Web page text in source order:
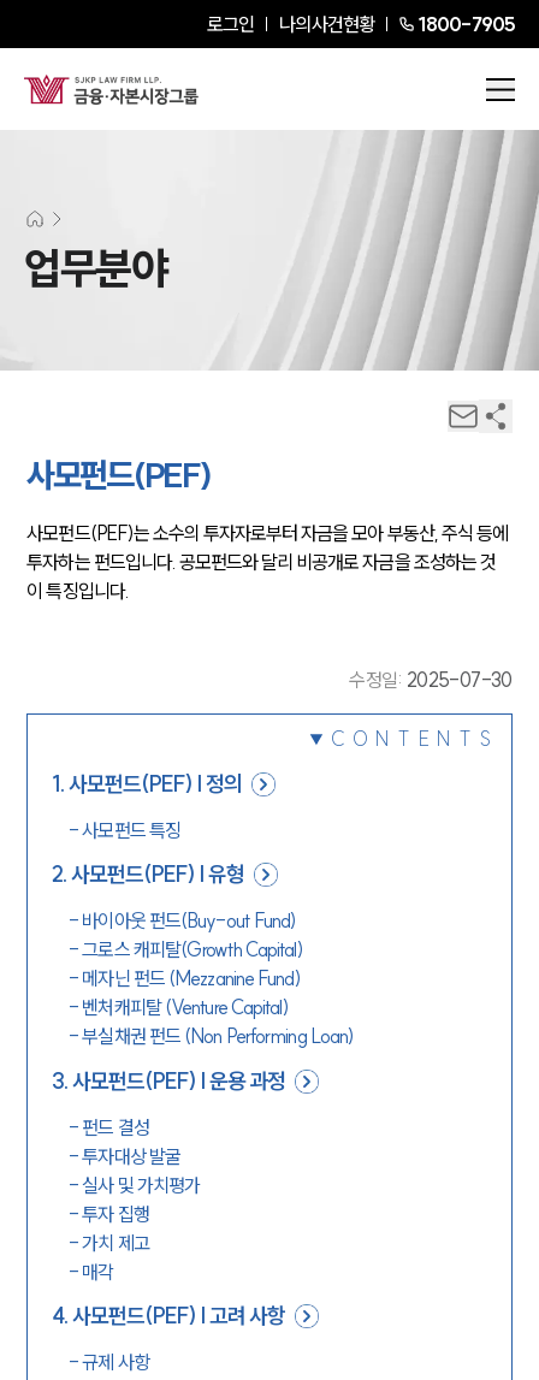
로그인 나의사건현황 1800-7905
업무분야
사모펀드(PEF)
사모펀드(PEF)는 소수의 투자자로부터 자금을 모아 부동산, 주식 등에
투자하는 펀드입니다. 공모펀드와 달리 비공개로 자금을 조성하는 것
이 특징입니다.
수정일: 2025-07-30
CONTENTS
1.사모펀드(PEF) | 정의
-사모펀드 특징
2.사모펀드(PEF) | 유형
- 바이아웃 펀드(Buy-out Fund)
-그로스 캐피탈(Growth Capital)
- 메자닌 펀드 (Mezzanine Fund)
- 벤처캐피탈 (Venture Capital)
-부실채권 펀드 (Non Performing Loan)
3.사모펀드(PEF) | 운용 과정
- 펀드 결성
-투자대상 발굴
-실사 및 가치평가
-투자 집행
-가치 제고
- 매각
4.사모펀드(PEF) | 고려 사항
-규제 사항